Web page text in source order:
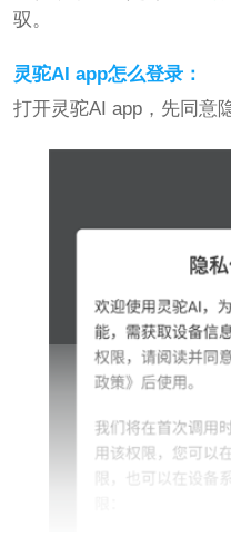
驭。
灵驼AI app怎么登录：
打开灵驼AI app，先同意